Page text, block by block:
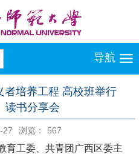
导航
者培养工程 高校班举行
读书分享会
27 浏览： 567
育工委、共青团广西区委主